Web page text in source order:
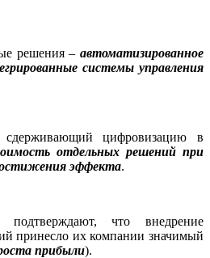
решения – автоматизированное
системы управления
цифровизацию в
отдельных решений при
эффекта.
подтверждают, что внедрение
принесло их компании значимый
прибыли).